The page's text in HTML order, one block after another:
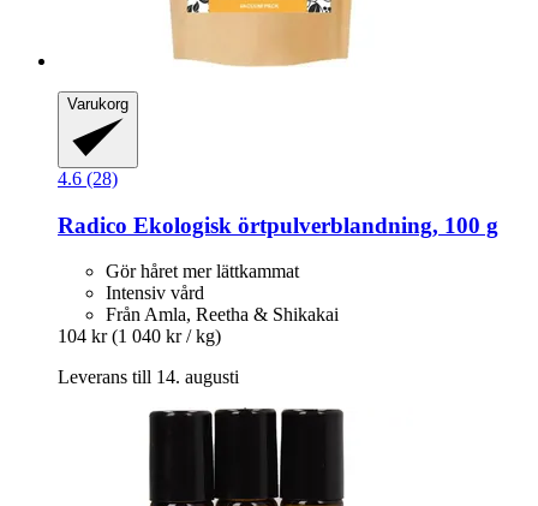
Varukorg
4.6 (28)
Radico Ekologisk örtpulverblandning, 100 g
Gör håret mer lättkammat
Intensiv vård
Från Amla, Reetha & Shikakai
104 kr (1 040 kr / kg)
Leverans till 14. augusti